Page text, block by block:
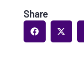
Share